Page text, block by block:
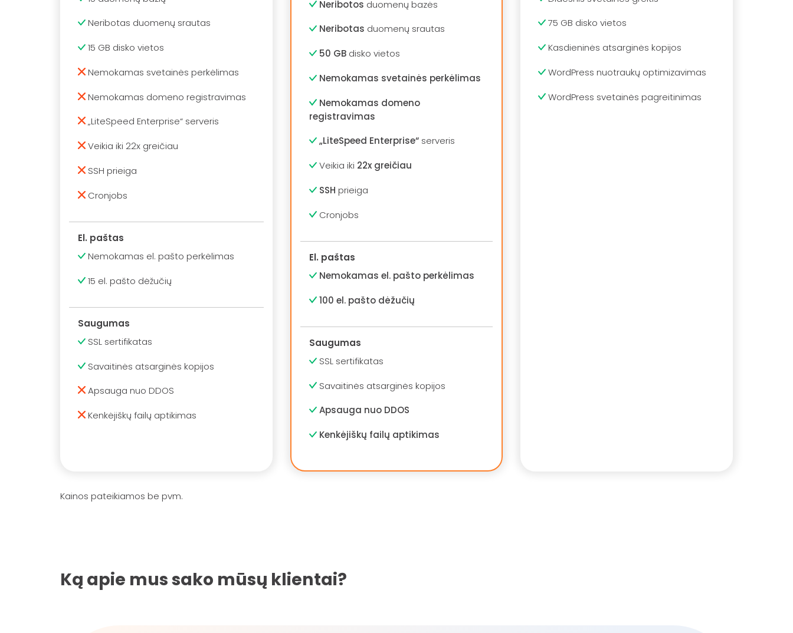
Neribotas duomenų srautas
15 GB disko vietos
Nemokamas svetainės perkėlimas
Nemokamas domeno registravimas
„LiteSpeed Enterprise“ serveris
Veikia iki 22x greičiau
SSH prieiga
Cronjobs
El. paštas
Nemokamas el. pašto perkėlimas
15 el. pašto dėžučių
Saugumas
SSL sertifikatas
Savaitinės atsarginės kopijos
Apsauga nuo DDOS
Kenkėjiškų failų aptikimas
Neribotos duomenų bazės
Neribotas duomenų srautas
50 GB disko vietos
Nemokamas svetainės perkėlimas
Nemokamas domeno
registravimas
„LiteSpeed Enterprise“ serveris
Veikia iki 22x greičiau
SSH prieiga
Cronjobs
El. paštas
Nemokamas el. pašto perkėlimas
100 el. pašto dėžučių
Saugumas
SSL sertifikatas
Savaitinės atsarginės kopijos
Apsauga nuo DDOS
Kenkėjiškų failų aptikimas
75 GB disko vietos
Kasdieninės atsarginės kopijos
WordPress nuotraukų optimizavimas
WordPress svetainės pagreitinimas
Kainos pateikiamos be pvm.
Ką apie mus sako mūsų klientai?